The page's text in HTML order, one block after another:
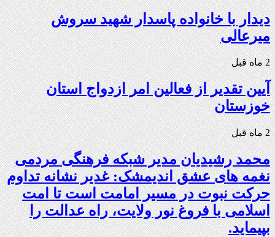
دیدار با خانواده پاسدار شهید سروش
میرعالی
2 ماه قبل
آیین تقدیر از فعالین امر ازدواج استان
خوزستان
2 ماه قبل
محمد رشیدیان مدیر شبکه فرهنگی مردمی
نغمه های عشق اندیمشک: غدیر نشانه تداوم
حرکت نبوت در مسیر امامت است تا امت
اسلامی با فروغ نور ولایت، راه عدالت را
بپیماید.